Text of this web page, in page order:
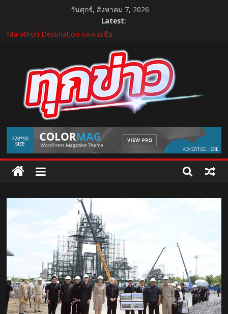
content
วันศุกร์, สิงหาคม 7, 2026
Latest:
แถลงใหญ่ปีที่ 11! บุรีรัมย์ มาราธอน 2027 เปิดศักราชใหม่ เดินหน้าสู่
บำรุงราษฎร์ ยกระดับศูนย์เวชศาสตร์การกีฬาและข้อ ดูแลแบบองค์
รวม ตอบรับเทรนด์ Active Lifestyle
บีโอไอผนึกพันธมิตรจัด THECA 2026 เชื่อมห่วงโซ่อิเล็กทรอนิกส์ หนุน
ไทยสู่ฐานผลิตเทคโนโลยีขั้นสูง
กระทรวงคมนาคม เปิดนิทรรศการ “เกษมสุขทุกค่ำเช้า” เฉลิม
พระชนมพรรษา พระบาทสมเด็จพระเจ้าอยู่หัว 28 กรกฎาคม 2569
“GDH” เปิดโผโปรเจกต์ใหม่ใน “GDH CIRCLES Feel Good โคจร
ความสุข สนุกกว่าที่เคย”
TukKhao
AllNews